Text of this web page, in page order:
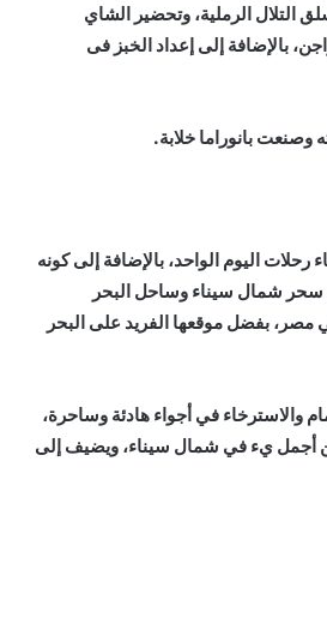
التلال الرملية، وتحضير الشاي
بالإضافة إلى إعداد الخبز فى
وصنعت بانوراما خلابة.
اليوم الواحد، بالإضافة إلى كونه
سحر شمال سيناء وساحل البحر
بفضل موقعها الفريد على البحر
والاسترخاء في أجواء هادئة وساحرة،
أجمل يء في شمال سيناء، ويضيف إلى